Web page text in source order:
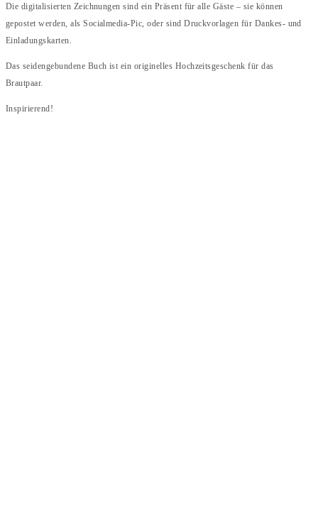
Die digitalisierten Zeichnungen sind ein Präsent für alle Gäste – sie können
gepostet werden, als Socialmedia-Pic, oder sind Druckvorlagen für Dankes- und
Einladungskarten.
Das seidengebundene Buch ist ein originelles Hochzeitsgeschenk für das
Brautpaar.
Inspirierend!